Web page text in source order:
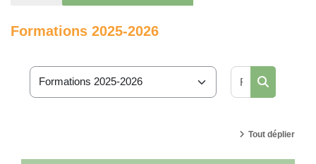
Formations 2025-2026
Catégories de cours
Rechercher
Tout déplier